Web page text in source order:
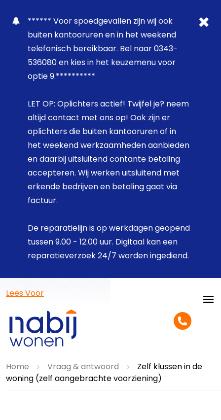
****** Voor spoedgevallen zijn wij ook
buiten kantooruren en in het weekend
telefonisch bereikbaar. Bel naar 0343-
536080 en kies in het keuzemenu voor
optie 9.**********
LET OP: Oplichters actief! Twijfel je? neem
altijd contact met ons op! Ook zijn er
oplichters die buiten kantooruren of in
het weekend werkzaamheden aanbieden
en daarbij uitsluitend contante betaling
accepteren. Wij werken uitsluitend met
erkende bedrijven en betaling gaat via
factuur.
De reparatielijn is op werkdagen geopend
tussen 9.00 - 12.00 uur. Digitaal kan een
reparatieverzoek 24/7 worden ingediend.
Lees Voor
Home > Vraag & antwoord >
Zelf klussen in de
woning (zelf aangebrachte voorziening)